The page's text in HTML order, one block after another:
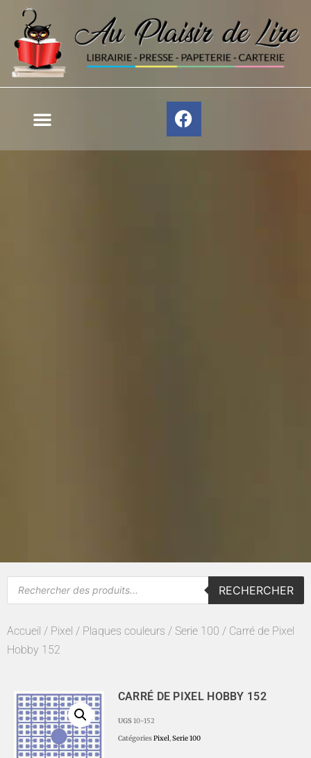
RECHERCHER
Accueil / Pixel / Plaques couleurs / Serie 100 / Carré de Pixel
Hobby 152
CARRÉ DE PIXEL HOBBY 152
UGS10-152
CatégoriesPixel,Serie 100